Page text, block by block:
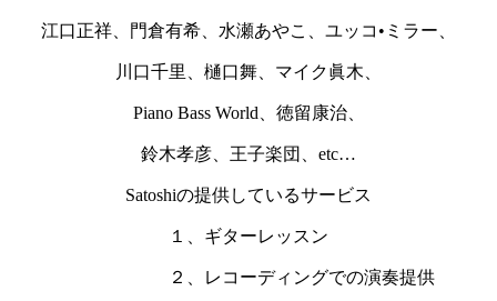
江口正祥、門倉有希、水瀬あやこ、ユッコ•ミラー、
川口千里、樋口舞、マイク眞木、
Piano Bass World、徳留康治、
鈴木孝彦、王子楽団、etc…
Satoshiの提供しているサービス
１、ギターレッスン
２、レコーディングでの演奏提供